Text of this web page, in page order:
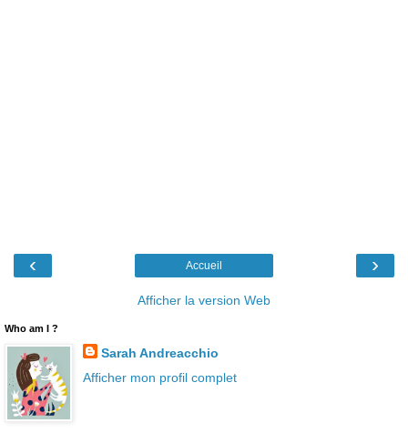
‹ ›
Accueil
Afficher la version Web
Who am I ?
Sarah Andreacchio
Afficher mon profil complet